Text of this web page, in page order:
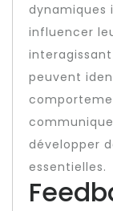
dynamiques
influencer
peuvent
développer
essentielles.